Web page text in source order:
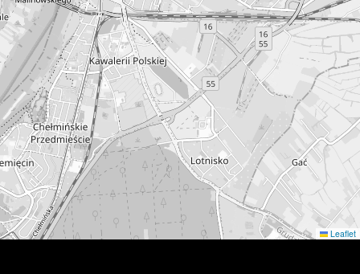
Leaflet